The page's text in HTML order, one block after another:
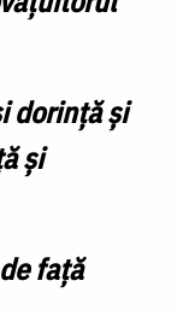
dorinţă şi
şi
faţă